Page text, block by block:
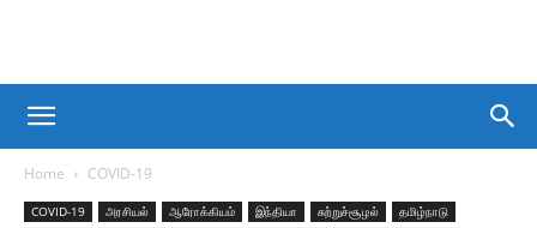
Home COVID-19
COVID-19 அரசியல் ஆரோக்கியம் இந்தியா சுற்றுச்சூழல்
தமிழ்நாடு